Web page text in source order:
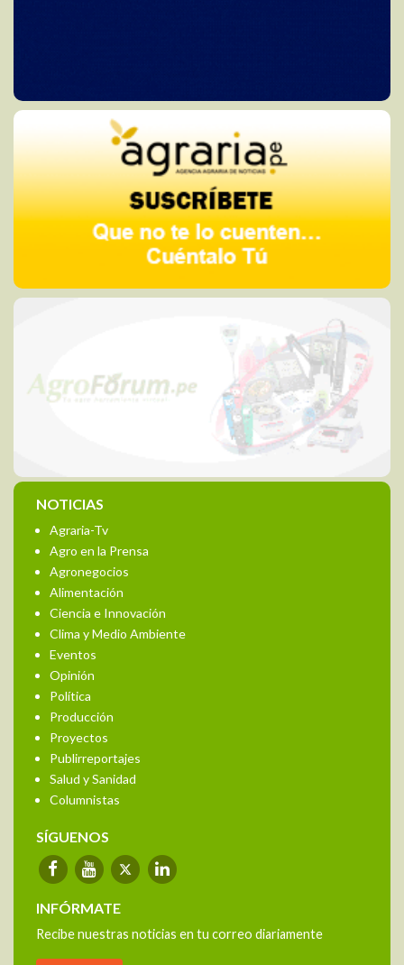
NOTICIAS
Agraria-Tv
Agro en la Prensa
Agronegocios
Alimentación
Ciencia e Innovación
Clima y Medio Ambiente
Eventos
Opinión
Política
Producción
Proyectos
Publirreportajes
Salud y Sanidad
Columnistas
SÍGUENOS
INFÓRMATE
Recibe nuestras noticias en tu correo diariamente